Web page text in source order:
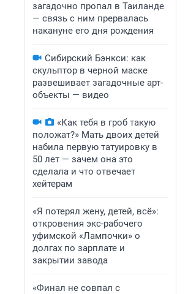
загадочно пропал в Таиланде
— связь с ним прервалась
накануне его дня рождения
Сибирский Бэнкси: как
скульптор в черной маске
развешивает загадочные арт-
объекты — видео
«Как тебя в гроб такую
положат?» Мать двоих детей
набила первую татуировку в
50 лет — зачем она это
сделала и что отвечает
хейтерам
«Я потерял жену, детей, всё»:
откровения экс-рабочего
уфимской «Лампочки» о
долгах по зарплате и
закрытии завода
«Финал не совпал с